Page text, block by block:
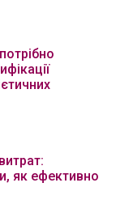
як ефективно